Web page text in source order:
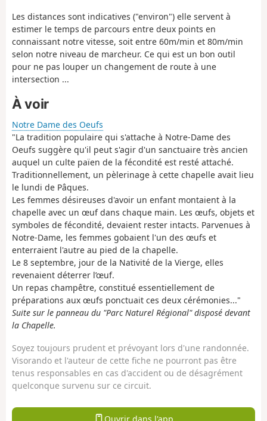
Les distances sont indicatives ("environ") elle servent à
estimer le temps de parcours entre deux points en
connaissant notre vitesse, soit entre 60m/min et 80m/min
selon notre niveau de marcheur. Ce qui est un bon outil
pour ne pas louper un changement de route à une
intersection ...
À voir
Notre Dame des Oeufs
"La tradition populaire qui s'attache à Notre-Dame des
Oeufs suggère qu'il peut s'agir d'un sanctuaire très ancien
auquel un culte païen de la fécondité est resté attaché.
Traditionnellement, un pèlerinage à cette chapelle avait lieu
le lundi de Pâques.
Les femmes désireuses d'avoir un enfant montaient à la
chapelle avec un œuf dans chaque main. Les œufs, objets et
symboles de fécondité, devaient rester intacts. Parvenues à
Notre-Dame, les femmes gobaient l'un des œufs et
enterraient l'autre au pied de la chapelle.
Le 8 septembre, jour de la Nativité de la Vierge, elles
revenaient déterrer l’œuf.
Un repas champêtre, constitué essentiellement de
préparations aux œufs ponctuait ces deux cérémonies..."
Suite sur le panneau du "Parc Naturel Régional" disposé devant
la Chapelle.
Soyez toujours prudent et prévoyant lors d'une randonnée.
Visorando et l'auteur de cette fiche ne pourront pas être
tenus responsables en cas d'accident ou de désagrément
quelconque survenu sur ce circuit.